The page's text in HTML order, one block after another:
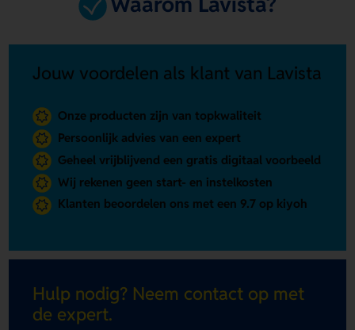
Jouw voordelen als klant van Lavista
Onze producten zijn van topkwaliteit
Persoonlijk advies van een expert
Geheel vrijblijvend een gratis digitaal voorbeeld
Wij rekenen geen start- en instelkosten
Klanten beoordelen ons met een 9.7 op kiyoh
Hulp nodig? Neem contact op met
de expert.